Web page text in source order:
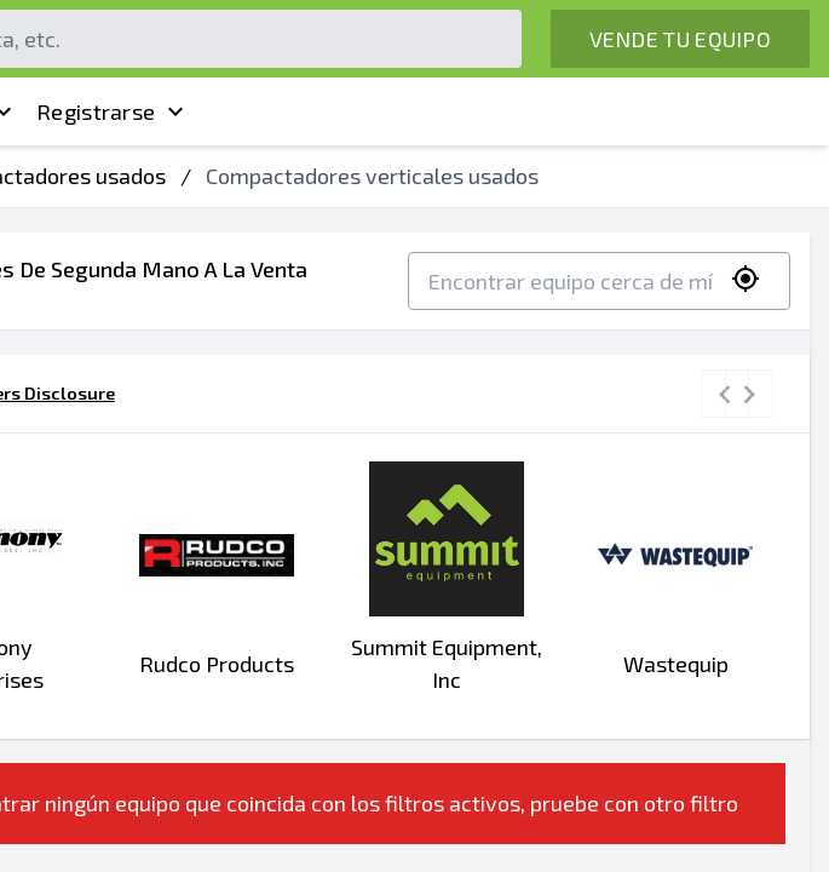
VENDE TU EQUIPO
Registrarse
usados / Compactadores verticales usados
De Segunda Mano A La Venta
Disclosure
Rudco Products
Summit Equipment,
Inc
Wastequip
ningún equipo que coincida con los filtros activos, pruebe con otro filtro